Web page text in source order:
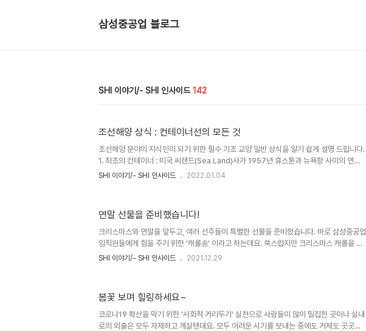
삼성중공업 블로그
SHI 이야기/- SHI 인사이드 142
조선해양 상식 : 컨테이너선의 모든 것
조선해양 분야의 지식인이 되기 위한 필수 기초 교양 일반 상식을 알기 쉽게 설명 드립니다.
1. 최초의 컨테이너 : 미국 씨랜드(Sea Land)사가 1957년 휴스톤과 뉴욕항 사이의 연안
수송에 소형 탱크선을 개조한 최초의 컨테이너선 게이트 웨이 시티(Gate Way City)호'를
는 단위를 사용합니다. TEU는 20피트 컨테이너 박스 1개의 크기를 나타내는 단위입니다.
20,000TEU라고 하면 20피트 컨..
SHI 이야기/- SHI 인사이드 2022.01.04
연말 선물을 준비했습니다!
크리스마스와 연말을 앞두고, 여러 선주들이 특별한 선물을 준비했습니다. 바로 삼성중공업
임직원들에게 힘을 주기 위한 '캐롤송' 이라고 하는데요. 쑥스럽지만 크리스마스 캐롤을 직
접 부르면서 즐거워 했던 선주사 관계자 분들! "크리스마스를 앞두고 뜻깊은 행사에 참석하
하였으며, 본 행사의 취지에 맞게 선주사들의 캐롤송이 2021년 한 해 동안 고생한 삼성중
공업 임직원들에게 힘을 줄 수 있었으면 좋겠습니다." "올해 매월 인도한다고 고생했을 삼
성중..
SHI 이야기/- SHI 인사이드 2021.12.29
봄꽃 보며 힐링하세요~
코로나19 확산을 막기 위한 '사회적 거리두기' 실천으로 사람들이 많이 밀집한 곳이나 실내
로의 외출은 모두 자제하고 계실텐데요. 모두 어려운 시기를 보내는 중에도 거제도 곳곳에